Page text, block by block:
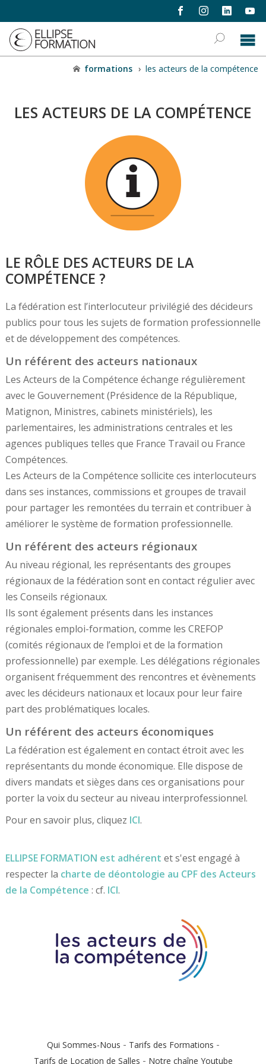
formations › les acteurs de la compétence
LES ACTEURS DE LA COMPÉTENCE
LE RÔLE DES ACTEURS DE LA
COMPÉTENCE ?
La fédération est l’interlocuteur privilégié des décideurs
publics pour tous les sujets de formation professionnelle
et de développement des compétences.
Un référent des acteurs nationaux
Les Acteurs de la Compétence échange régulièrement
avec le Gouvernement (Présidence de la République,
Matignon, Ministres, cabinets ministériels), les
parlementaires, les administrations centrales et les
agences publiques telles que France Travail ou France
Compétences.
Les Acteurs de la Compétence sollicite ces interlocuteurs
dans ses instances, commissions et groupes de travail
pour partager les remontées du terrain et contribuer à
améliorer le système de formation professionnelle.
Un référent des acteurs régionaux
Au niveau régional, les représentants des groupes
régionaux de la fédération sont en contact régulier avec
les Conseils régionaux.
Ils sont également présents dans les instances
régionales emploi-formation, comme les CREFOP
(comités régionaux de l’emploi et de la formation
professionnelle) par exemple. Les délégations régionales
organisent fréquemment des rencontres et évènements
avec les décideurs nationaux et locaux pour leur faire
part des problématiques locales.
Un référent des acteurs économiques
La fédération est également en contact étroit avec les
représentants du monde économique. Elle dispose de
divers mandats et sièges dans ces organisations pour
porter la voix du secteur au niveau interprofessionnel.
Pour en savoir plus, cliquez ICI.
ELLIPSE FORMATION est adhérent et s'est engagé à
respecter la charte de déontologie au CPF des Acteurs
de la Compétence : cf. ICI.
Qui Sommes-Nous - Tarifs des Formations -
Tarifs de Location de Salles - Notre chaîne Youtube